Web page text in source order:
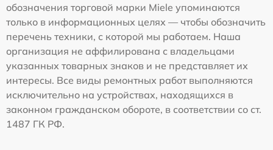
обозначения торговой марки Miele упоминаются
только в информационных целях — чтобы обозначить
перечень техники, с которой мы работаем. Наша
организация не аффилирована с владельцами
указанных товарных знаков и не представляет их
интересы. Все виды ремонтных работ выполняются
исключительно на устройствах, находящихся в
законном гражданском обороте, в соответствии со ст.
1487 ГК РФ.